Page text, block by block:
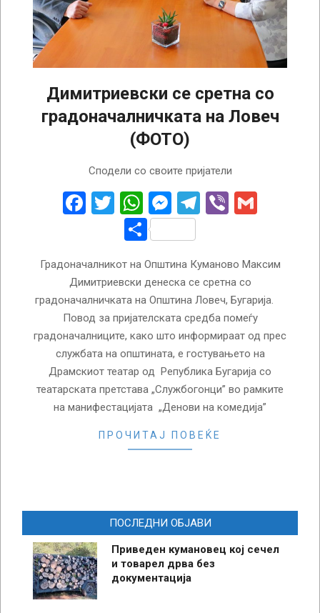
Димитриевски се сретна со
градоначалничката на Ловеч
(ФОТО)
Сподели со своите пријатели
Facebook
Twitter
WhatsApp
Messenger
Telegram
Viber
Share
Градоначалникот на Општина Куманово Максим
Димитриевски денеска се сретна со
градоначалничката на Општина Ловеч, Бугарија.
Повод за пријателската средба помеѓу
градоначалниците, како што информираат од прес
службата на општината, е гостувањето на
Драмскиот театар од Република Бугарија со
театарската претстава „Службогонци” во рамките
на манифестацијата „Денови на комедија”
ПРОЧИТАЈ ПОВЕЌЕ
ПОСЛЕДНИ ОБЈАВИ
Приведен кумановец кој сечел
и товарел дрва без
документација